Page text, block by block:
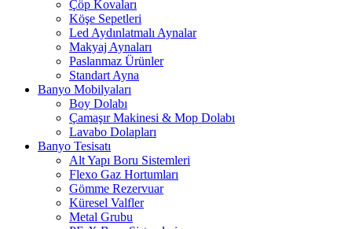
Çöp Kovaları
Köşe Sepetleri
Led Aydınlatmalı Aynalar
Makyaj Aynaları
Paslanmaz Ürünler
Standart Ayna
Banyo Mobilyaları
Boy Dolabı
Çamaşır Makinesi & Mop Dolabı
Lavabo Dolapları
Banyo Tesisatı
Alt Yapı Boru Sistemleri
Flexo Gaz Hortumları
Gömme Rezervuar
Küresel Valfler
Metal Grubu